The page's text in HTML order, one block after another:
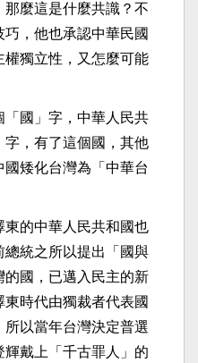
那麼這是什麼共識？不
，他也承認中華民國
權獨立性，又怎麼可能
「國」字，中華人民共
，有了這個國，其他
矮化台灣為「中華台
東的中華人民共和國也
總統之所以提出「國與
的國，已邁入民主的新
時代由獨裁者代表國
以當年台灣決定普選
戴上「千古罪人」的